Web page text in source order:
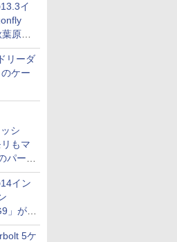
イ
原で
リーダ
ケー
シ
もマ
パーツ
配信】
イン
」が
古PC
5ケ